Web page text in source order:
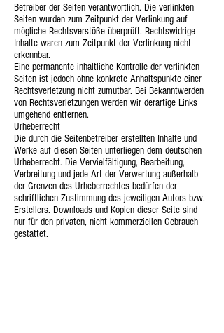
Betreiber der Seiten verantwortlich. Die verlinkten
Seiten wurden zum Zeitpunkt der Verlinkung auf
mögliche Rechtsverstöße überprüft. Rechtswidrige
Inhalte waren zum Zeitpunkt der Verlinkung nicht
erkennbar.
Eine permanente inhaltliche Kontrolle der verlinkten
Seiten ist jedoch ohne konkrete Anhaltspunkte einer
Rechtsverletzung nicht zumutbar. Bei Bekanntwerden
von Rechtsverletzungen werden wir derartige Links
umgehend entfernen.
Urheberrecht
Die durch die Seitenbetreiber erstellten Inhalte und
Werke auf diesen Seiten unterliegen dem deutschen
Urheberrecht. Die Vervielfältigung, Bearbeitung,
Verbreitung und jede Art der Verwertung außerhalb
der Grenzen des Urheberrechtes bedürfen der
schriftlichen Zustimmung des jeweiligen Autors bzw.
Erstellers. Downloads und Kopien dieser Seite sind
nur für den privaten, nicht kommerziellen Gebrauch
gestattet.